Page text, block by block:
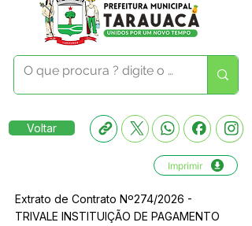
Voltar
Imprimir
Extrato de Contrato Nº274/2026 -
TRIVALE INSTITUIÇÃO DE PAGAMENTO